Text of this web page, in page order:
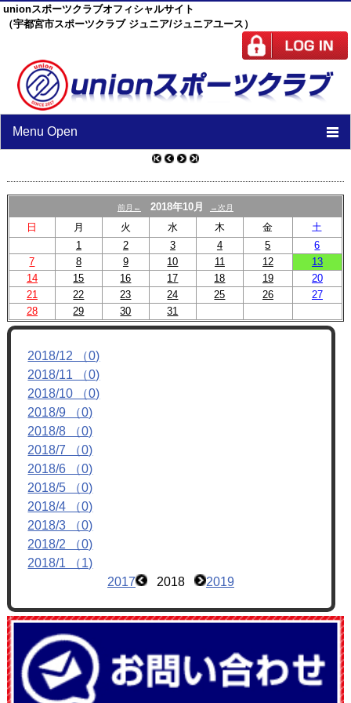
unionスポーツクラブオフィシャルサイト
（宇都宮市スポーツクラブ ジュニア/ジュニアユース）
Menu Open
TOP
ニュース
スケジュール
スタッフ
施設紹介
チーム紹介
前月← 2018年10月 →次月
日 月 火 水 木 金
土
1
2 3 4 5
6
7
8 9 10 11 12
13
14
15 16 17 18 19
20
21
22 23 24 25 26
27
28
29 30 31
2018/12 （0)
2018/11 （0)
2018/10 （0)
2018/9 （0)
2018/8 （0)
2018/7 （0)
2018/6 （0)
2018/5 （0)
2018/4 （0)
2018/3 （0)
2018/2 （0)
2018/1 （1)
2017
2018 2019